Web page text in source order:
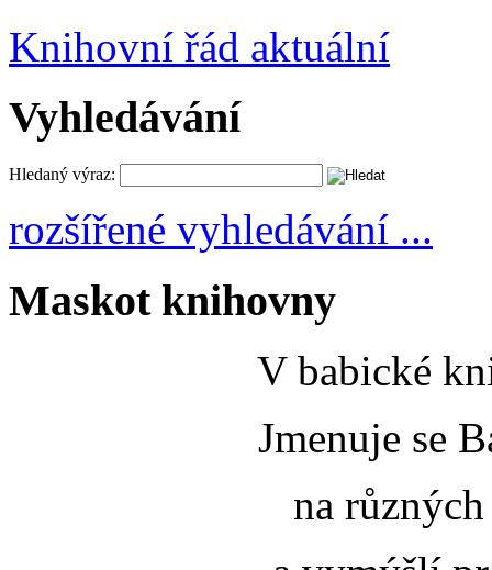
Knihovní řád aktuální
Vyhledávání
Hledaný výraz:
rozšířené vyhledávání ...
Maskot knihovny
V babické
Jmenuje se
na